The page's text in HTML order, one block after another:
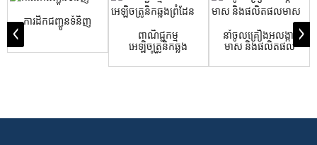
ការដឹកជញ្ជូនទំនិញ
ពាណិជ្ជកម្ម
អេឡិចត្រូនិកឆ្លង
ព្រំដែន
នាំចូលគ្រឿងអលង្ការ
មាស និងផលិតផល